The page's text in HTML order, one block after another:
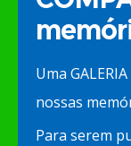
Uma
nossas
Para serem